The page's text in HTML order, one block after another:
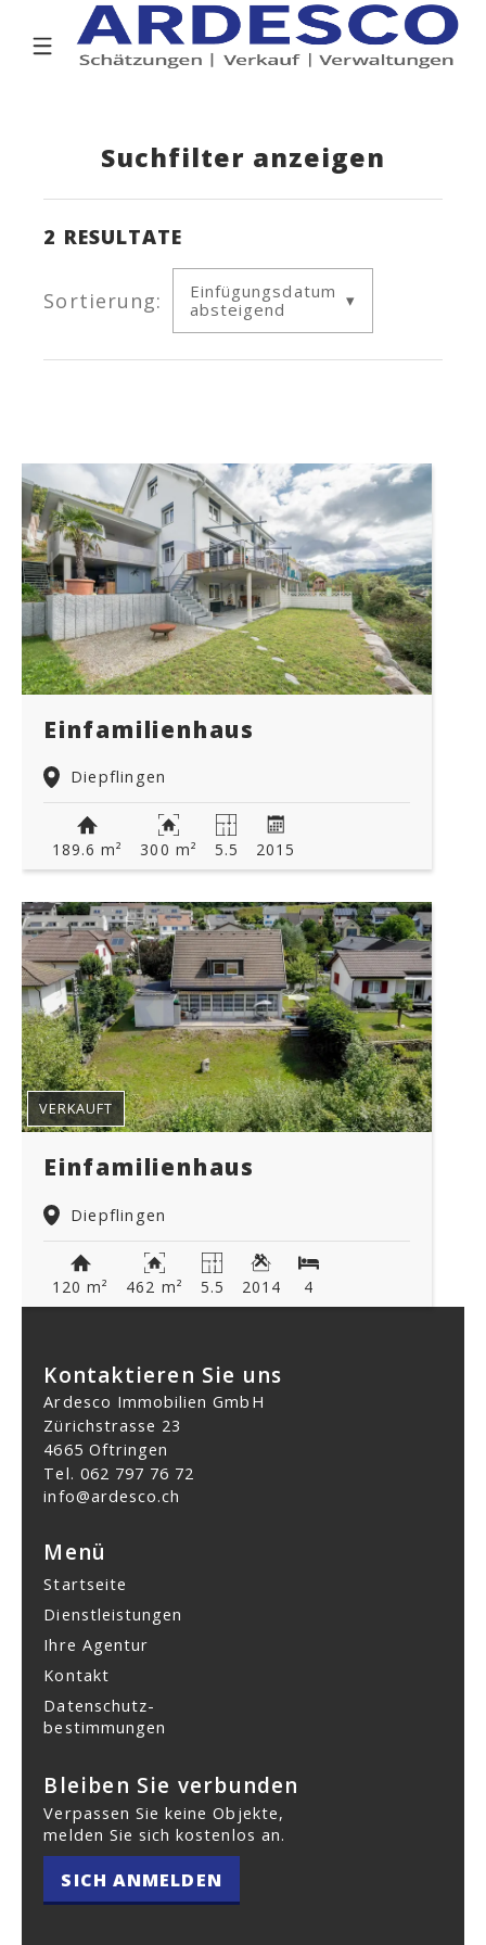
Suchfilter anzeigen
2 RESULTATE
Sortierung:
Einfügungsdatum
absteigend
Einfamilienhaus
Diepflingen
189.6 m² 300 m² 5.5 2015
Einfamilienhaus
Diepflingen
VERKAUFT
120 m² 462 m² 5.5 2014 4
Kontaktieren Sie uns
Ardesco Immobilien GmbH
Zürichstrasse 23
4665 Oftringen
Tel. 062 797 76 72
info@ardesco.ch
Menü
Startseite
Dienstleistungen
Ihre Agentur
Kontakt
Datenschutz­
bestimmungen
Bleiben Sie verbunden
Verpassen Sie keine Objekte,
melden Sie sich kostenlos an.
SICH ANMELDEN